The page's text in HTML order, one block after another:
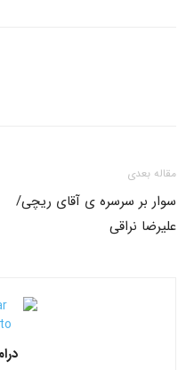
مقاله بعدی
سوار بر سرسره ی آقای ریچی/
علیرضا نراقی